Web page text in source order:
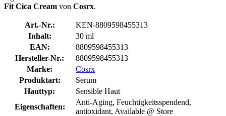
Fit Cica Cream von Cosrx.
Art.-Nr.:
KEN-8809598455313
Inhalt:
30 ml
EAN:
8809598455313
Hersteller-Nr.:
8809598455313
Marke:
Cosrx
Produktart:
Serum
Hauttyp:
Sensible Haut
Eigenschaften:
Anti-Aging, Feuchtigkeitsspendend,
antioxidant, Available @ Store